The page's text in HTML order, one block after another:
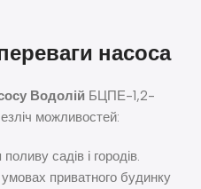
насоса
ВодолійБЦПЕ-1,2-
можливостей:
садів і городів.
приватного будинку